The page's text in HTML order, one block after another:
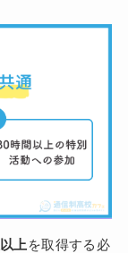
上 を取得する必